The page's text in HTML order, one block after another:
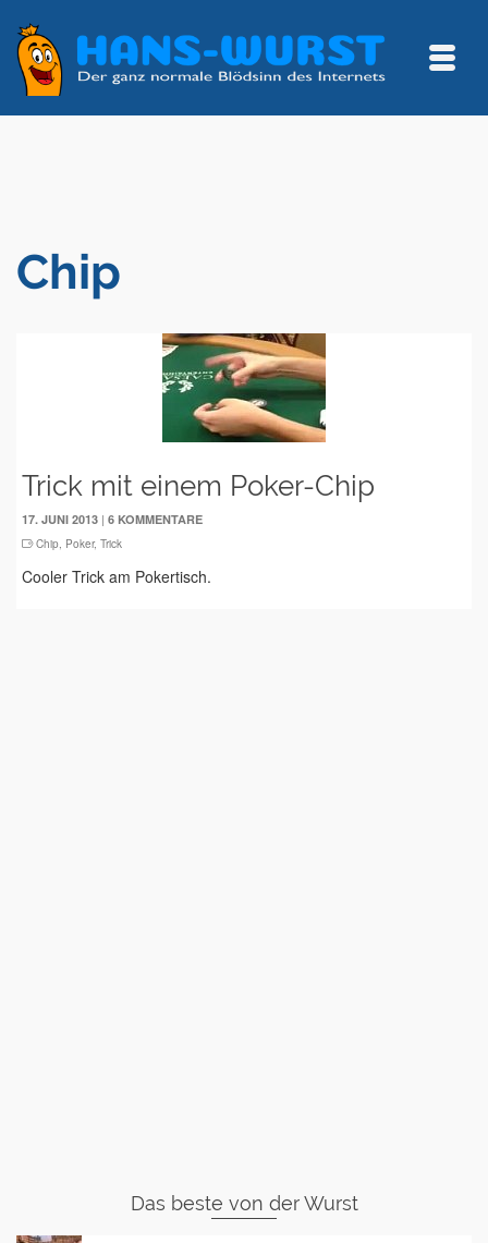
Chip
Trick mit einem Poker-Chip
17. JUNI 2013 | 6 KOMMENTARE
Chip, Poker, Trick
Cooler Trick am Pokertisch.
Das beste von der Wurst